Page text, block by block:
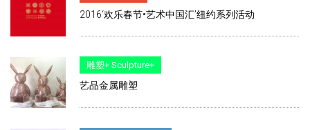
2016‘欢乐春节•艺术中国汇’纽约系列活动
雕塑+ Sculpture+
艺品金属雕塑